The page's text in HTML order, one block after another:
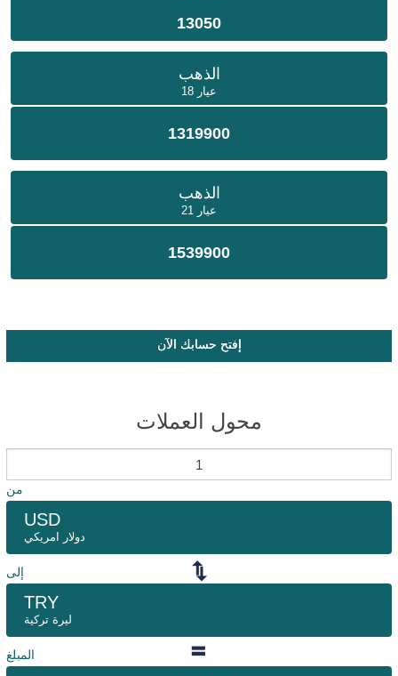
13050
الذهب
عيار 18
1319900
الذهب
عيار 21
1539900
إفتح حسابك الآن
محول العملات
من
USD
دولار امريكي
إلى
TRY
ليرة تركية
المبلغ